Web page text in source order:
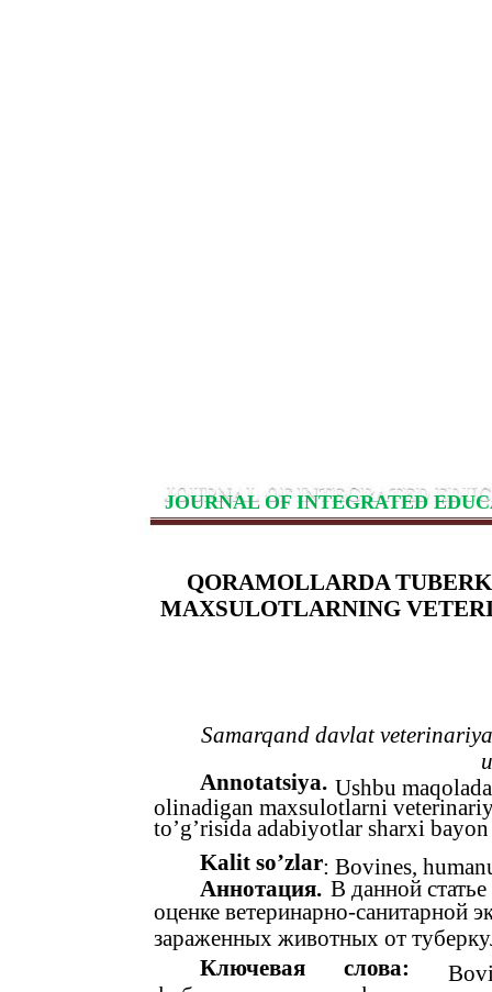
JOURNAL OF INTEGRATED
QORAMOLLARDA
MAXSULOTLARNING
Samarqand davlat
Аnnotatsiya. Ushbu
olinadigan maxsulotlarni
to’g’risida adabiyotlar sharxi
Kalit so’zlar: Bovines,
Аннотация. В данной
оценке ветеринарно-санитарной
зараженных животных от
Ключевая
слова: